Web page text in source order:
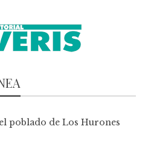
poblado de Los Hurones